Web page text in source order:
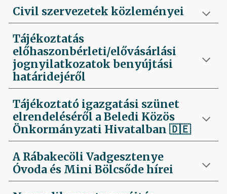
Civil szervezetek közleményei
Tájékoztatás
előhaszonbérleti/elővásárlási
jognyilatkozatok benyújtási
határidejéről
Tájékoztató igazgatási szünet
elrendeléséről a Beledi Közös
Önkormányzati Hivatalban🇩🇪
A Rábakecöli Vadgesztenye
Óvoda és Mini Bölcsőde hírei